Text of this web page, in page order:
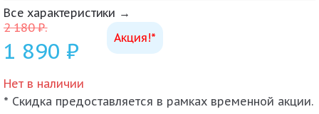
Все характеристики →
Акция!*
2 180₽.
1 890 ₽
Нет в наличии
* Скидка предоставляется в рамках временной акции.